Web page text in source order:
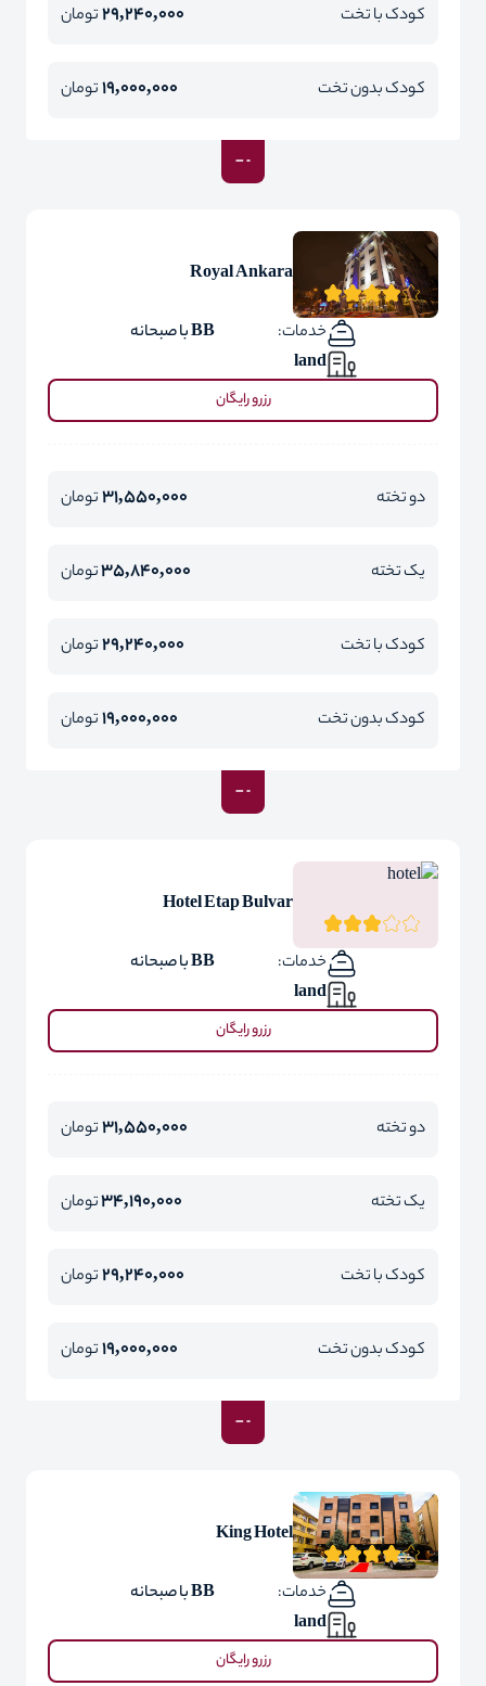
کودک با تخت 29,240,000تومان
کودک بدون تخت 19,000,000تومان
Royal Ankara
خدمات:
BB با صبحانه
land
رزرو رایگان
دو تخته 31,550,000تومان
یک تخته 35,840,000تومان
کودک با تخت 29,240,000تومان
کودک بدون تخت 19,000,000تومان
Hotel Etap Bulvar
خدمات:
BB با صبحانه
land
رزرو رایگان
دو تخته 31,550,000تومان
یک تخته 34,190,000تومان
کودک با تخت 29,240,000تومان
کودک بدون تخت 19,000,000تومان
King Hotel
خدمات:
BB با صبحانه
land
رزرو رایگان